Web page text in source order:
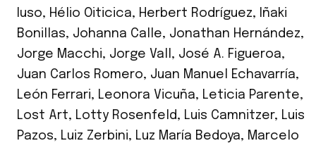
Iuso, Hélio Oiticica, Herbert Rodríguez,
Iñaki
Bonillas, Johanna Calle, Jonathan Hernández,
Jorge Macchi, Jorge Vall , José A. Figueroa,
Juan Carlos Romero, Juan Manuel Echavarría,
León Ferrari, Leonora Vicuña, Leticia Parente,
Lost Art, Lotty Rosenfeld, Luis Camnitzer, Luis
Pazos, Luiz Zerbini, Luz María Bedoya, Marcelo